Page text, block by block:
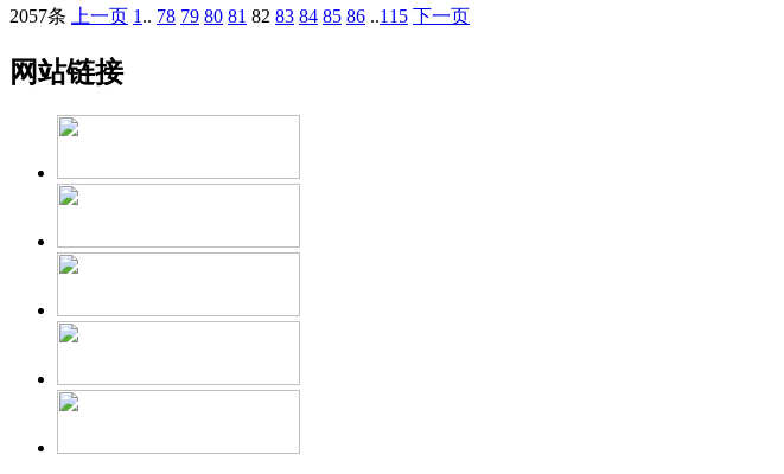
2057条 上一页 1 .. 78 79 80 81 82 83 84 85 86 ..115 下一页
网站链接